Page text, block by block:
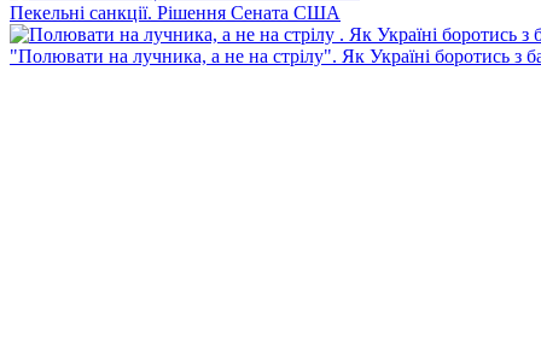
Пекельні санкції. Рішення Сената США
"Полювати на лучника, а не на стрілу". Як Україні боротись з